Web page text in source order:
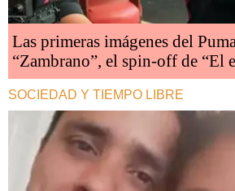
Las primeras imágenes del
“Zambrano”, el spin-off de “El
SOCIEDAD Y TIEMPO LIBRE